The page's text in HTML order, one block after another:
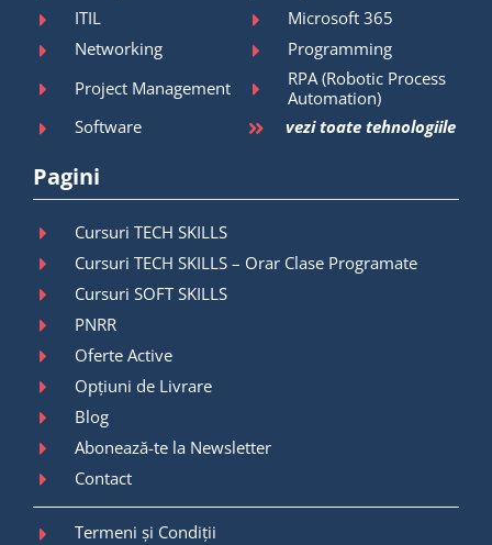
ITIL
Microsoft 365
Networking
Programming
Project Management
RPA (Robotic Process
Automation)
Software
vezi toate tehnologiile
Pagini
Cursuri TECH SKILLS
Cursuri TECH SKILLS – Orar Clase Programate
Cursuri SOFT SKILLS
PNRR
Oferte Active
Opțiuni de Livrare
Blog
Abonează-te la Newsletter
Contact
Termeni și Condiții